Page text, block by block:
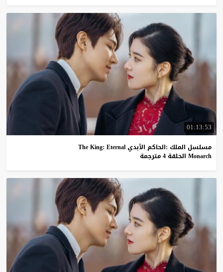
01:13:53
مسلسل الملك :الحاكم الأبدي The King: Eternal
Monarch الحلقة 4 مترجمة